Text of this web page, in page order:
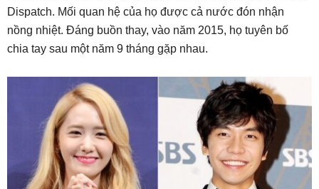
Dispatch. Mối quan hệ của họ được cả nước đón nhận
nồng nhiệt. Đáng buồn thay, vào năm 2015, họ tuyên bố
chia tay sau một năm 9 tháng gặp nhau.